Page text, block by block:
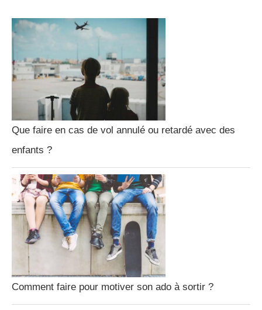
Que faire en cas de vol annulé ou retardé avec des
enfants ?
Comment faire pour motiver son ado à sortir ?